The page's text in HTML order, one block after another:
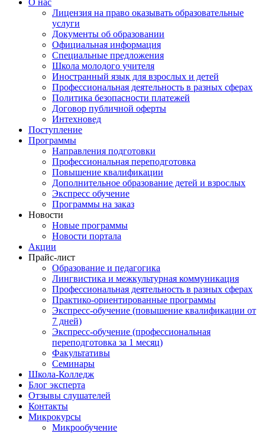
О нас
Лицензия на право оказывать образовательные
услуги
Документы об образовании
Официальная информация
Специальные предложения
Школа молодого учителя
Иностранный язык для взрослых и детей
Профессиональная деятельность в разных сферах
Политика безопасности платежей
Договор публичной оферты
Интехновед
Поступление
Программы
Направления подготовки
Профессиональная переподготовка
Повышение квалификации
Дополнительное образование детей и взрослых
Экспресс обучение
Программы на заказ
Новости
Новые программы
Новости портала
Акции
Прайс-лист
Образование и педагогика
Лингвистика и межкультурная коммуникация
Профессиональная деятельность в разных сферах
Практико-ориентированные программы
Экспресс-обучение (повышение квалификации от
7 дней)
Экспресс-обучение (профессиональная
переподготовка за 1 месяц)
Факультативы
Семинары
Школа-Колледж
Блог эксперта
Отзывы слушателей
Контакты
Микрокурсы
Микрообучение